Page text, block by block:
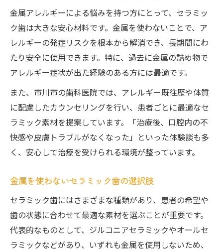
金属アレルギーによる悩みを持つ方にとって、セラミッ
ク歯は大きな安心材料です。金属を使わないことで、ア
レルギーの発症リスクを根本から解消でき、長期間にわ
たり安全に使用できます。特に、過去に金属の詰め物で
アレルギー症状が出た経験のある方には最適です。
また、市川市の歯科医院では、アレルギー既往歴や体質
に配慮したカウンセリングを行い、患者ごとに最適なセ
ラミック素材を提案しています。「治療後、口腔内の不
快感や皮膚トラブルがなくなった」といった体験談も多
く、安心して治療を受けられる環境が整っています。
金属を使わないセラミック歯の選択肢
セラミック歯にはさまざまな種類があり、患者の希望や
歯の状態に合わせて最適な素材を選ぶことが重要です。
代表的なものとして、ジルコニアセラミックやオールセ
ラミックなどがあり、いずれも金属を使用しないため、